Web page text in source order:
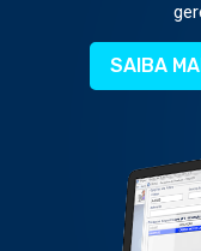
SAIBA